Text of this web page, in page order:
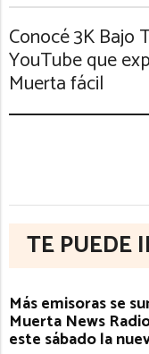
Conocé 3K Bajo
YouTube que
Muerta fácil
TE PUEDE
Más emisoras se
Muerta News
este sábado la